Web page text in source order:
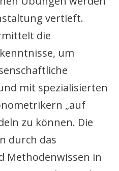
vertieft.
die
um
mit spezialisierten
„auf
zu können. Die
durch das
Methodenwissen in